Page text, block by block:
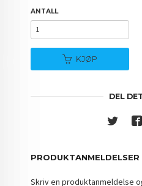
ANTALL
KJØP
DEL
Skriv en produktanmeldelse